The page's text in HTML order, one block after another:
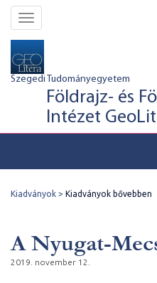
Toggle
navigation
Szegedi Tudományegyetem
Földrajz- és
Intézet
Kiadványok Kiadványok bővebben
A Nyugat-
2019. november 12.